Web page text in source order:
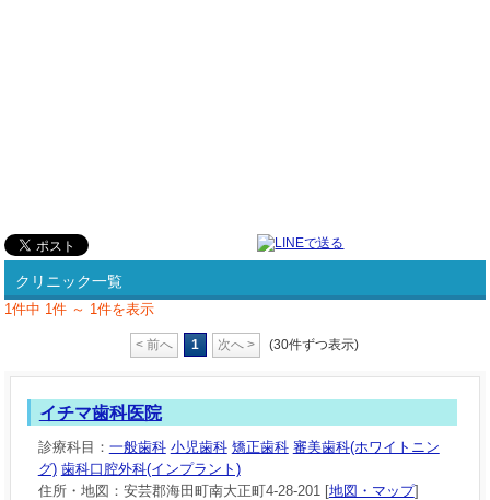
クリニック一覧
1件中 1件 ～ 1件を表示
< 前へ 1 次へ > (30件ずつ表示)
イチマ歯科医院
診療科目： 一般歯科 小児歯科 矯正歯科 審美歯科(ホワイトニン
グ) 歯科口腔外科(インプラント)
住所・地図：安芸郡海田町南大正町4-28-201 [地図・マップ]